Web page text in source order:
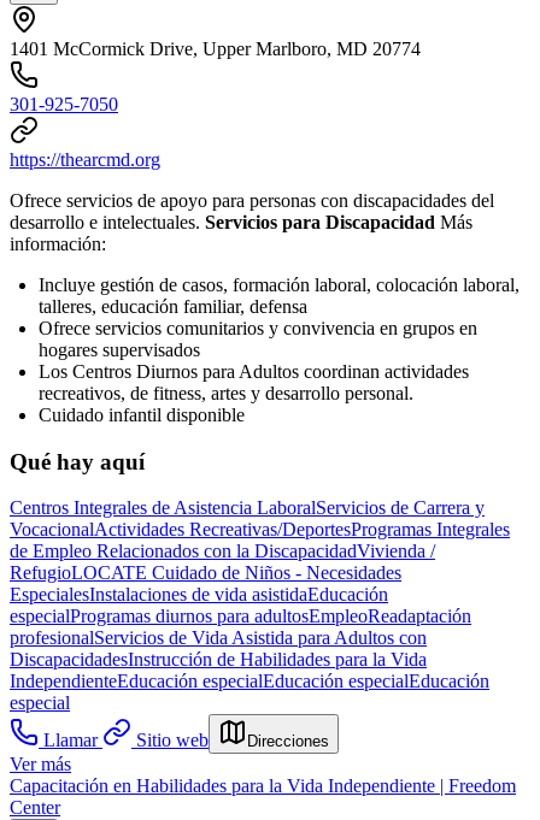
1401 McCormick Drive, Upper Marlboro, MD 20774
301-925-7050
https://thearcmd.org
Ofrece servicios de apoyo para personas con discapacidades del
desarrollo e intelectuales. Servicios para Discapacidad Más
información:
Incluye gestión de casos, formación laboral, colocación laboral,
talleres, educación familiar, defensa
Ofrece servicios comunitarios y convivencia en grupos en
hogares supervisados
Los Centros Diurnos para Adultos coordinan actividades
recreativos, de fitness, artes y desarrollo personal.
Cuidado infantil disponible
Qué hay aquí
Centros Integrales de Asistencia LaboralServicios de Carrera y
VocacionalActividades Recreativas/DeportesProgramas Integrales
de Empleo Relacionados con la DiscapacidadVivienda /
RefugioLOCATE Cuidado de Niños - Necesidades
EspecialesInstalaciones de vida asistidaEducación
especialProgramas diurnos para adultosEmpleoReadaptación
profesionalServicios de Vida Asistida para Adultos con
DiscapacidadesInstrucción de Habilidades para la Vida
IndependienteEducación especialEducación especialEducación
especial
Llamar
Sitio web Direcciones
Ver más
Capacitación en Habilidades para la Vida Independiente | Freedom
Center